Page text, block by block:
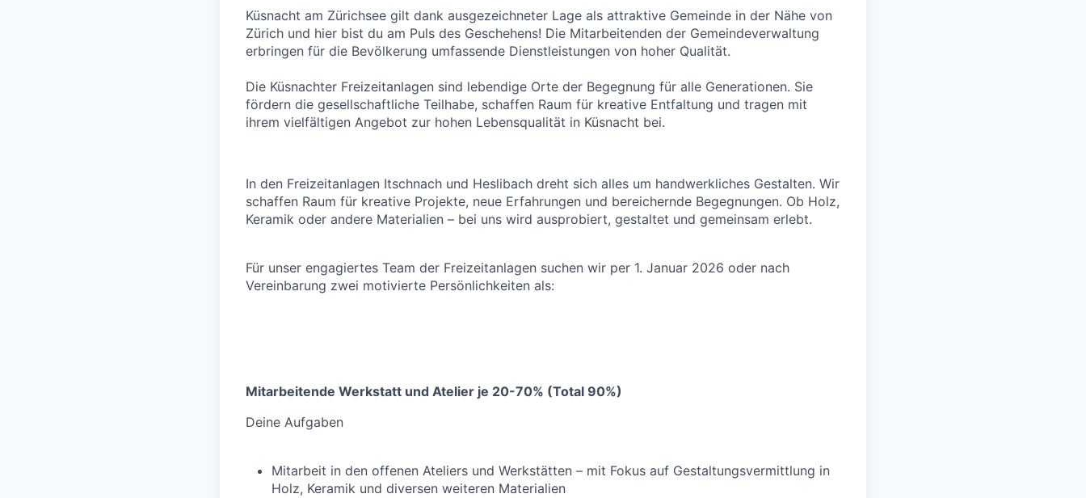
Küsnacht am Zürichsee gilt dank ausgezeichneter Lage als attraktive Gemeinde in der Nähe von
Zürich und hier bist du am Puls des Geschehens! Die Mitarbeitenden der Gemeindeverwaltung
erbringen für die Bevölkerung umfassende Dienstleistungen von hoher Qualität.
Die Küsnachter Freizeitanlagen sind lebendige Orte der Begegnung für alle Generationen. Sie
fördern die gesellschaftliche Teilhabe, schaffen Raum für kreative Entfaltung und tragen mit
ihrem vielfältigen Angebot zur hohen Lebensqualität in Küsnacht bei.
In den Freizeitanlagen Itschnach und Heslibach dreht sich alles um handwerkliches Gestalten. Wir
schaffen Raum für kreative Projekte, neue Erfahrungen und bereichernde Begegnungen. Ob Holz,
Keramik oder andere Materialien – bei uns wird ausprobiert, gestaltet und gemeinsam erlebt.
Für unser engagiertes Team der Freizeitanlagen suchen wir per 1. Januar 2026 oder nach
Vereinbarung zwei motivierte Persönlichkeiten als:
Mitarbeitende Werkstatt und Atelier je 20-70% (Total 90%)
Deine Aufgaben
Mitarbeit in den offenen Ateliers und Werkstätten – mit Fokus auf Gestaltungsvermittlung in
Holz, Keramik und diversen weiteren Materialien